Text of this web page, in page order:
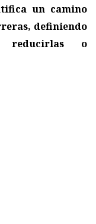
un camino
definiendo
reducirlas o